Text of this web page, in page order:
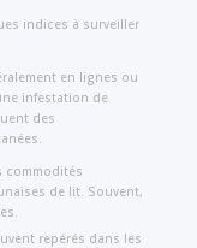
indices à surveiller
en lignes ou
infestation de
des
commodités
de lit. Souvent,
repérés dans les